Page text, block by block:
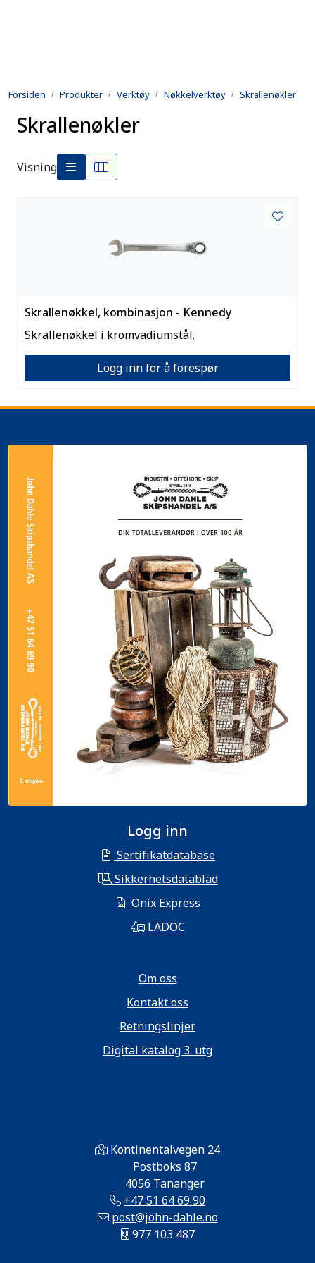
Forsiden Produkter Verktøy Nøkkelverktøy Skrallenøkler
Skrallenøkler
Visning
Skrallenøkkel, kombinasjon - Kennedy
Skrallenøkkel i kromvadiumstål.
Logg inn for å forespør
Logg inn
Sertifikatdatabase
Sikkerhetsdatablad
Onix Express
LADOC
Om oss
Kontakt oss
Retningslinjer
Digital katalog 3. utg
Kontinentalvegen 24
Postboks 87
4056 Tananger
+47 51 64 69 90
post@john-dahle.no
977 103 487
Utleie
Kontroll og reparasjon
Forsvarsindustri